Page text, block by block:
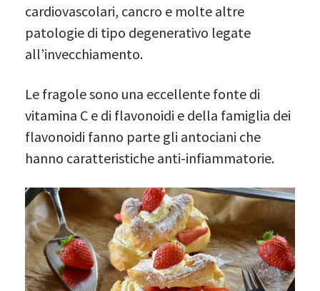
cardiovascolari, cancro e molte altre
patologie di tipo degenerativo legate
all’invecchiamento.
Le fragole sono una eccellente fonte di
vitamina C e di flavonoidi e della famiglia dei
flavonoidi fanno parte gli antociani che
hanno caratteristiche anti-infiammatorie.